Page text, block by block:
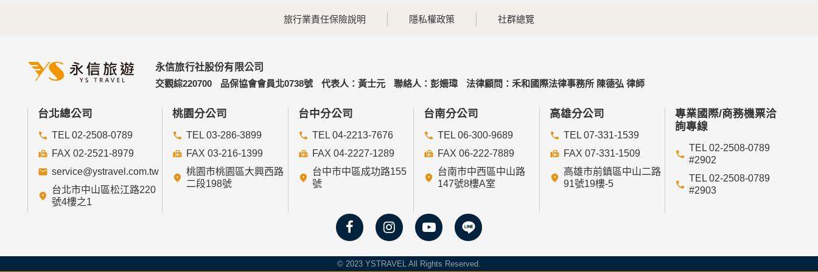
旅行業責任保險說明 隱私權政策 社群總覽
永信旅行社股份有限公司
交觀綜220700
品保協會會員北0738號 代表人：黃士元 聯絡人：彭姍瑋 法律顧問：禾和國際法律事務所 陳德弘 律師
台北總公司
TEL 02-2508-0789
FAX 02-2521-8979
service@ystravel.com.tw
台北市中山區松江路220
號4樓之1
桃園分公司
TEL 03-286-3899
FAX 03-216-1399
桃園市桃園區大興西路
二段198號
台中分公司
TEL 04-2213-7676
FAX 04-2227-1289
台中市中區成功路155
號
台南分公司
TEL 06-300-9689
FAX 06-222-7889
台南市中西區中山路
147號8樓A室
高雄分公司
TEL 07-331-1539
FAX 07-331-1509
高雄市前鎮區中山二路
91號19樓-5
專業國際/商務機票洽
詢專線
TEL 02-2508-0789
#2902
TEL 02-2508-0789
#2903
© 2023 YSTRAVEL All Rights Reserved.